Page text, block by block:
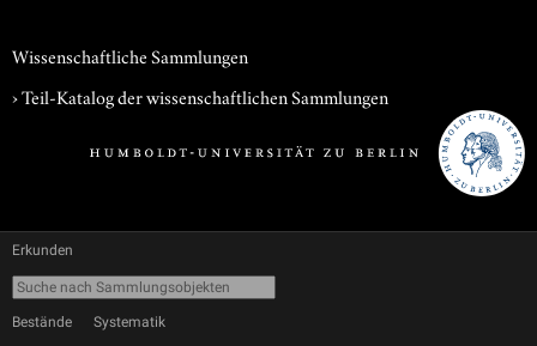
Wissenschaftliche Sammlungen
› Teil-Katalog der wissenschaftlichen Sammlungen
Erkunden
Bestände Systematik